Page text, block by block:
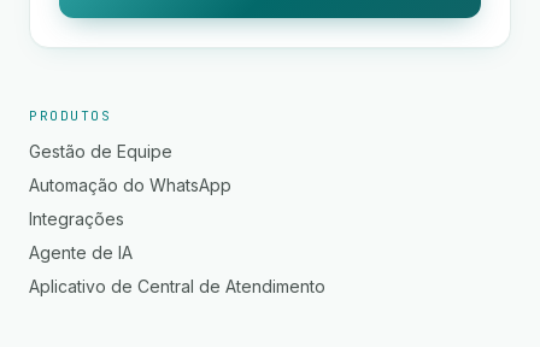
PRODUTOS
Gestão de Equipe
Automação do WhatsApp
Integrações
Agente de IA
Aplicativo de Central de Atendimento